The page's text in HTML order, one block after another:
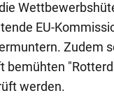
EU-
Zudem
bemühten
werden.